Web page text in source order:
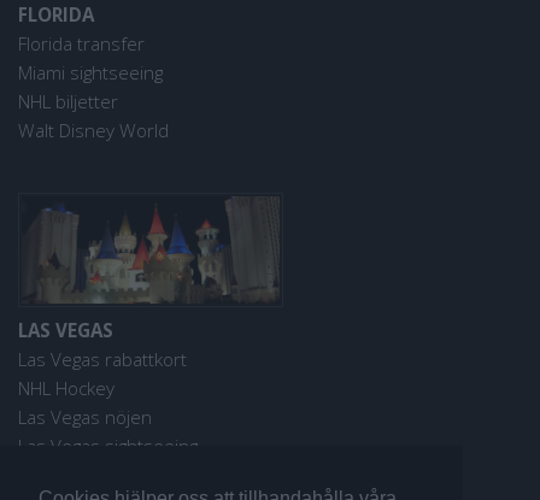
FLORIDA
Florida transfer
Miami sightseeing
NHL biljetter
Walt Disney World
LAS VEGAS
Las Vegas rabattkort
NHL Hockey
Las Vegas nöjen
Las Vegas sightseeing